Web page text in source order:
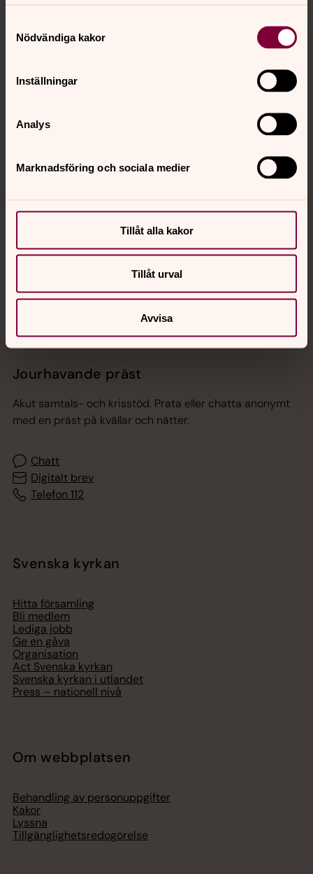
Nödvändiga kakor
Inställningar
Analys
Marknadsföring och sociala medier
Tillåt alla kakor
Tillåt urval
Avvisa
Tillbaka till toppen
Tillbaka till innehållet
Hitta snabbt
Sociala kanaler
Jourhavande präst
Akut samtals- och krisstöd. Prata eller chatta anonymt
med en präst på kvällar och nätter.
Chatt
Digitalt brev
Telefon 112
Svenska kyrkan
Hitta församling
Bli medlem
Lediga jobb
Ge en gåva
Organisation
Act Svenska kyrkan
Svenska kyrkan i utlandet
Press – nationell nivå
Om webbplatsen
Behandling av personuppgifter
Kakor
Lyssna
Tillgänglighetsredogörelse